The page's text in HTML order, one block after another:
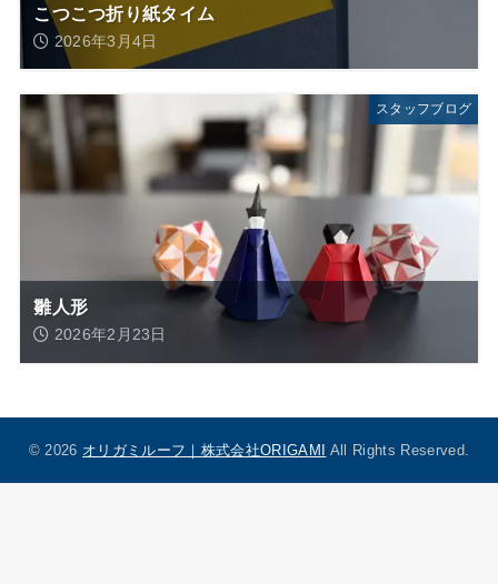
こつこつ折り紙タイム
2026年3月4日
スタッフブログ
雛人形
2026年2月23日
© 2026 オリガミルーフ｜株式会社ORIGAMI All Rights Reserved.